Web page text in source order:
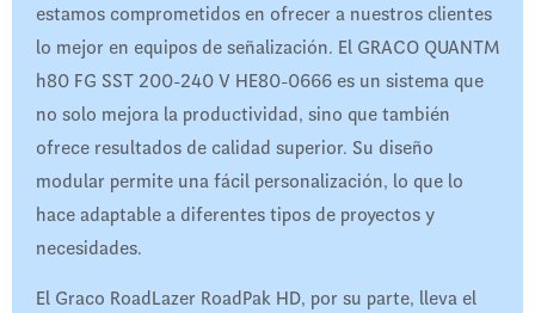
estamos comprometidos en ofrecer a nuestros clientes
lo mejor en equipos de señalización. El GRACO QUANTM
h80 FG SST 200-240 V HE80-0666 es un sistema que
no solo mejora la productividad, sino que también
ofrece resultados de calidad superior. Su diseño
modular permite una fácil personalización, lo que lo
hace adaptable a diferentes tipos de proyectos y
necesidades.
El Graco RoadLazer RoadPak HD, por su parte, lleva el